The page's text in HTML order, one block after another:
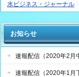
水ビジネス・ジャーナル
お知らせ
速報配信（2020年2月
速報配信（2020年1月